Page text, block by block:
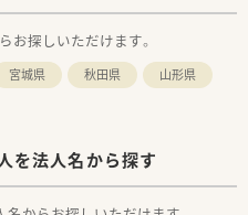
お探しいただけます。
宮城県 秋田県
山形県
を法人名から探す